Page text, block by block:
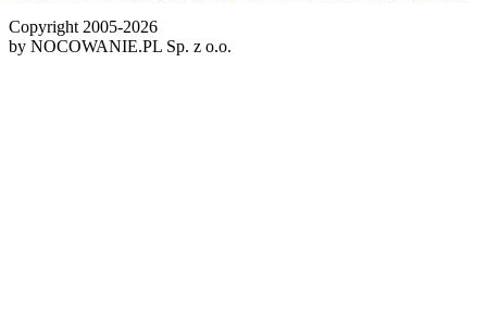
Copyright 2005-2026
by NOCOWANIE.PL Sp. z o.o.